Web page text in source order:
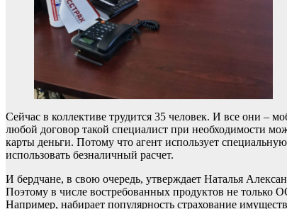
Сейчас в коллективе трудится 35 человек. И все они –
любой договор такой специалист при необходимости
карты деньги. Потому что агент использует
использовать безналичный расчет.
И бердчане, в свою очередь, утверждает Наталья
Поэтому в числе востребованных продуктов не только
Например, набирает популярность страхование